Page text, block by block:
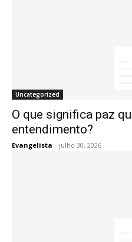
Uncategorized
O que significa paz
entendimento?
Evangelista - julho 30, 2026